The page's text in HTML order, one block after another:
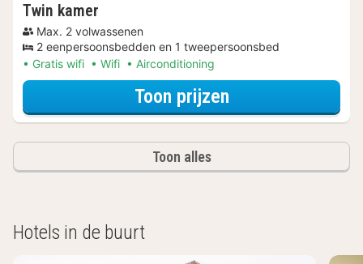
Twin kamer
Max. 2 volwassenen
2 eenpersoonsbedden en 1 tweepersoonsbed
Gratis wifi
Wifi Airconditioning
Toon prijzenvoor Twin kamer
Toon alles
Hotels in de buurt